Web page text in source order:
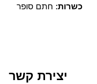
כשרות: חתם סופר
יצירת קשר